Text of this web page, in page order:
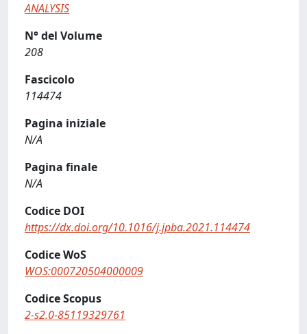
ANALYSIS
N° del Volume
208
Fascicolo
114474
Pagina iniziale
N/A
Pagina finale
N/A
Codice DOI
https://dx.doi.org/10.1016/j.jpba.2021.114474
Codice WoS
WOS:000720504000009
Codice Scopus
2-s2.0-85119329761